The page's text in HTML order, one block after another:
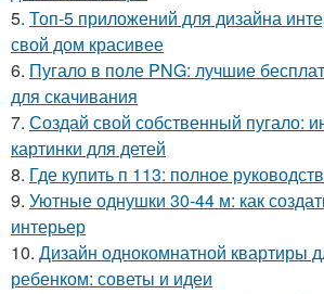
5. Топ-5 приложений для дизайна
свой дом красивее
6. Пугало в поле PNG: лучшие
для скачивания
7. Создай свой собственный пугало:
картинки для детей
8. Где купить п 113: полное
9. Уютные однушки 30-44 м: как
интерьер
10. Дизайн однокомнатной квартиры
ребенком: советы и идеи